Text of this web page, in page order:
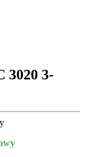
3020 3-